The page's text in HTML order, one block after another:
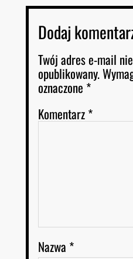
Dodaj
Twój adres e-mail
opublikowany.
oznaczone *
Komentarz*
Nazwa *